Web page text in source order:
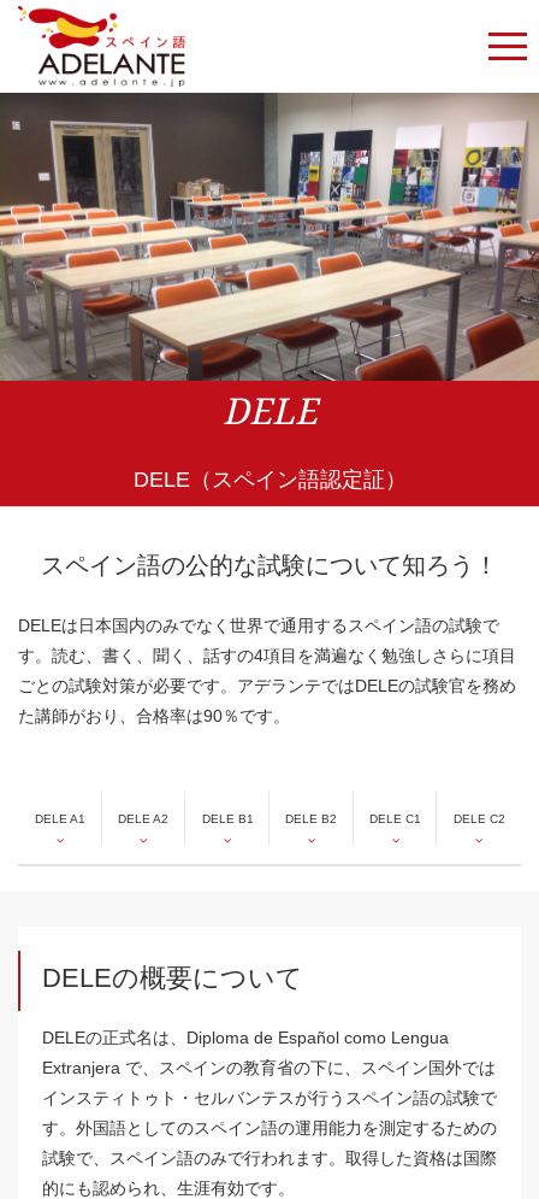
DELE
DELE（スペイン語認定証）
スペイン語の公的な試験について知ろう！
DELEは日本国内のみでなく世界で通用するスペイン語の試験で
す。読む、書く、聞く、話すの4項目を満遍なく勉強しさらに項目
ごとの試験対策が必要です。アデランテではDELEの試験官を務め
た講師がおり、合格率は90％です。
DELE A1 DELE A2 DELE B1 DELE B2 DELE C1 DELE C2
DELEの概要について
DELEの正式名は、Diploma de Español como Lengua
Extranjera で、スペインの教育省の下に、スペイン国外では
インスティトゥト・セルバンテスが行うスペイン語の試験で
す。外国語としてのスペイン語の運用能力を測定するための
試験で、スペイン語のみで行われます。取得した資格は国際
的にも認められ、生涯有効です。